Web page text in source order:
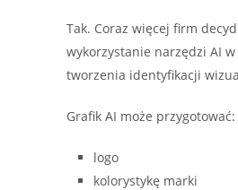
Tak. Coraz więcej firm
wykorzystanie narzędzi AI
tworzenia identyfikacji
Grafik AI może przygotować:
logo
kolorystykę marki